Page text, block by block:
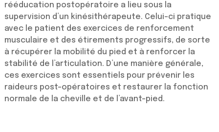
rééducation postopératoire a lieu sous la
supervision d’un kinésithérapeute. Celui-ci pratique
avec le patient des exercices de renforcement
musculaire et des étirements progressifs, de sorte
à récupérer la mobilité du pied et à renforcer la
stabilité de l’articulation. D’une manière générale,
ces exercices sont essentiels pour prévenir les
raideurs post-opératoires et restaurer la fonction
normale de la cheville et de l’avant-pied.